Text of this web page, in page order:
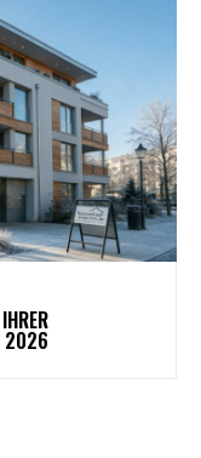
2026